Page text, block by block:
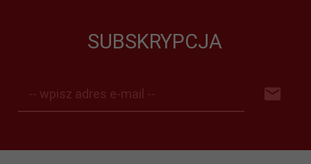
SUBSKRYPCJA
-- wpisz adres e-mail --